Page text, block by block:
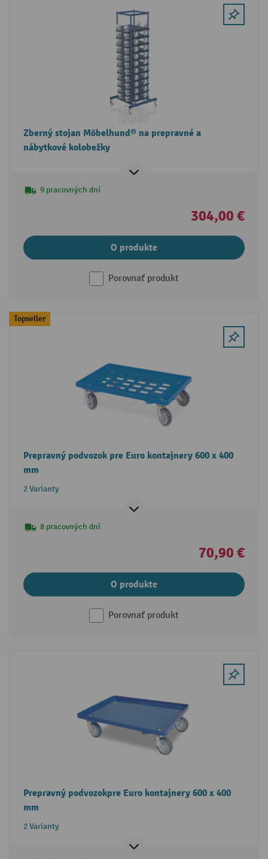
Zberný stojan Möbelhund® na prepravné a
nábytkové kolobežky
9 pracovných dní
304,00 €
O produkte
Porovnať produkt
Topseller
Prepravný podvozok pre Euro kontajnery 600 x 400
mm
2 Varianty
8 pracovných dní
70,90 €
O produkte
Porovnať produkt
Prepravný podvozokpre Euro kontajnery 600 x 400
mm
2 Varianty